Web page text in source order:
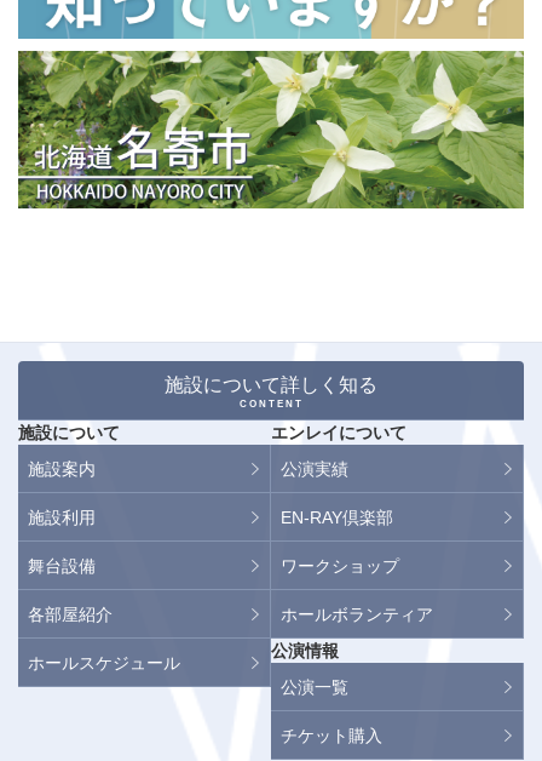
施設について詳しく知る
CONTENT
施設について
施設案内
施設利用
舞台設備
各部屋紹介
ホールスケジュール
エンレイについて
公演実績
EN-RAY倶楽部
ワークショップ
ホールボランティア
公演情報
公演一覧
チケット購入